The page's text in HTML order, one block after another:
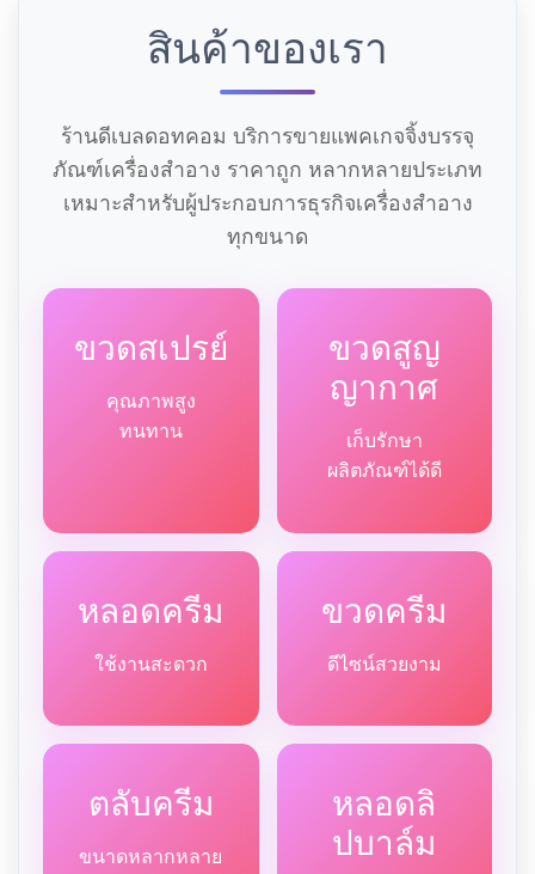
สินค้าของเรา
ร้านดีเบลดอทคอม บริการขายแพคเกจจิ้งบรรจุ
ภัณฑ์เครื่องสำอาง ราคาถูก หลากหลายประเภท
เหมาะสำหรับผู้ประกอบการธุรกิจเครื่องสำอาง
ทุกขนาด
ขวดสเปรย์
คุณภาพสูง
ทนทาน
ขวดสูญ
ญากาศ
เก็บรักษา
ผลิตภัณฑ์ได้ดี
หลอดครีม
ใช้งานสะดวก
ขวดครีม
ดีไซน์สวยงาม
ตลับครีม
ขนาดหลากหลาย
หลอดลิ
ปบาล์ม